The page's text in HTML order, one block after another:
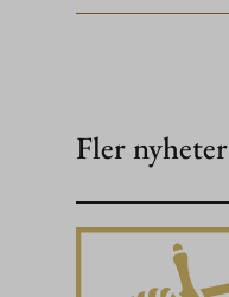
Fler nyheter